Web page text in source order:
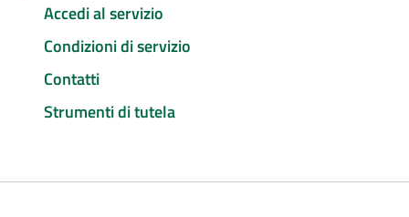
Accedi al servizio
Condizioni di servizio
Contatti
Strumenti di tutela